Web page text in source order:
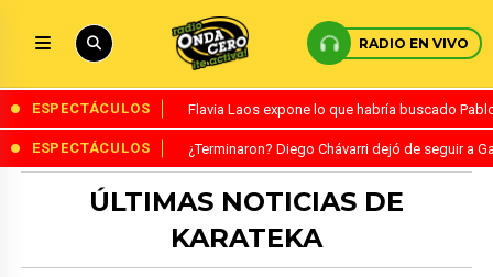
RADIO EN VIVO
ESPECTÁCULOS Flavia Laos expone lo que habría buscado
ESPECTÁCULOS ¿Terminaron? Diego Chávarri dejó de seguir a
ÚLTIMAS NOTICIAS DE
KARATEKA